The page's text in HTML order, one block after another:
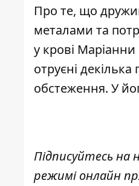
Про те, що
металами та
у крові
отруєні
обстеження. У
Підписуйтесь на
режимі онлайн